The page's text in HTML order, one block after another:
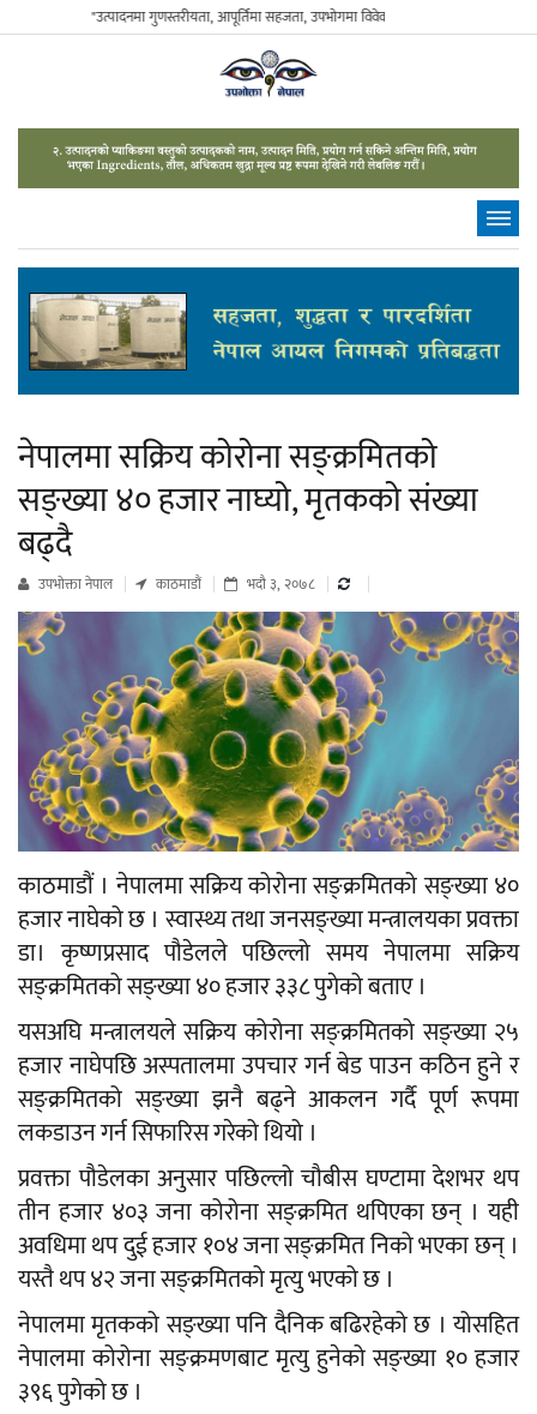
"उत्पादनमा गुणस्तरीयता, आपूर्तिमा सहजता, उपभोगमा विवेकशीलता" - The Sustainable
नेपालमा सक्रिय कोरोना सङ्क्रमितको
सङ्ख्या ४० हजार नाघ्यो, मृतकको संख्या
बढ्दै
उपभाेक्ता नेपाल काठमाडौं भदौ ३, २०७८
काठमाडौं । नेपालमा सक्रिय कोरोना सङ्क्रमितको सङ्ख्या ४०
हजार नाघेको छ । स्वास्थ्य तथा जनसङ्ख्या मन्त्रालयका प्रवक्ता
डा। कृष्णप्रसाद पौडेलले पछिल्लो समय नेपालमा सक्रिय
सङ्क्रमितको सङ्ख्या ४० हजार ३३८ पुगेको बताए ।
यसअघि मन्त्रालयले सक्रिय कोरोना सङ्क्रमितको सङ्ख्या २५
हजार नाघेपछि अस्पतालमा उपचार गर्न बेड पाउन कठिन हुने र
सङ्क्रमितको सङ्ख्या झनै बढ्ने आकलन गर्दै पूर्ण रूपमा
लकडाउन गर्न सिफारिस गरेको थियो ।
प्रवक्ता पौडेलका अनुसार पछिल्लो चौबीस घण्टामा देशभर थप
तीन हजार ४०३ जना कोरोना सङ्क्रमित थपिएका छन् । यही
अवधिमा थप दुई हजार १०४ जना सङ्क्रमित निको भएका छन् ।
यस्तै थप ४२ जना सङ्क्रमितको मृत्यु भएको छ ।
नेपालमा मृतकको सङ्ख्या पनि दैनिक बढिरहेको छ । योसहित
नेपालमा कोरोना सङ्क्रमणबाट मृत्यु हुनेको सङ्ख्या १० हजार
३९६ पुगेको छ ।